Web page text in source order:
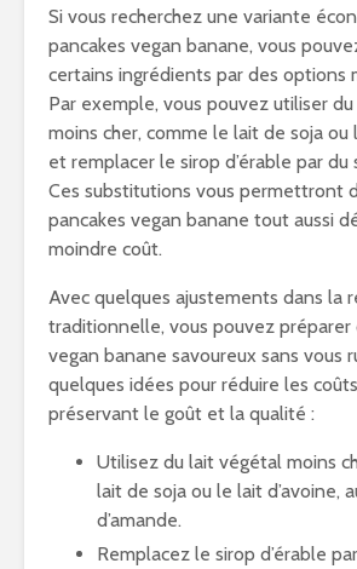
Si vous recherchez une variante
pancakes vegan banane, vous
certains ingrédients par des options
Par exemple, vous pouvez utiliser
moins cher, comme le lait de soja ou
et remplacer le sirop d’érable par du
Ces substitutions vous permettront
pancakes vegan banane tout aussi
moindre coût.
Avec quelques ajustements dans la
traditionnelle, vous pouvez préparer
vegan banane savoureux sans vous
quelques idées pour réduire les
préservant le goût et la qualité :
Utilisez du lait végétal moins
lait de soja ou le lait d’avoine,
d’amande.
Remplacez le sirop d’érable